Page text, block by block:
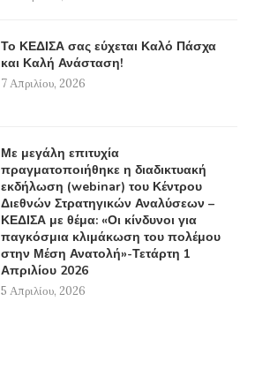
Το ΚΕΔΙΣΑ σας εύχεται Καλό Πάσχα
και Καλή Ανάσταση!
7 Απριλίου, 2026
Με μεγάλη επιτυχία
πραγματοποιήθηκε η διαδικτυακή
εκδήλωση (webinar) του Κέντρου
Διεθνών Στρατηγικών Αναλύσεων –
ΚΕΔΙΣΑ με θέμα: «Οι κίνδυνοι για
παγκόσμια κλιμάκωση του πολέμου
στην Μέση Ανατολή»-Τετάρτη 1
Απριλίου 2026
5 Απριλίου, 2026